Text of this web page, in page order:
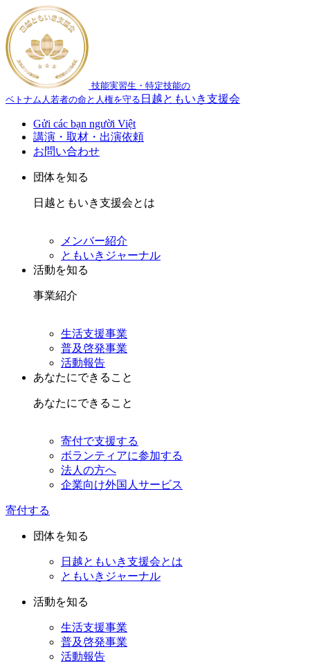
技能実習生・特定技能の
ベトナム人若者の命と人権を守る 日越ともいき支援会
Gửi các bạn người Việt
講演・取材・出演依頼
お問い合わせ
団体を知る
日越ともいき支援会とは
メンバー紹介
ともいきジャーナル
活動を知る
事業紹介
生活支援事業
普及啓発事業
活動報告
あなたにできること
あなたにできること
寄付で支援する
ボランティアに参加する
法人の方へ
企業向け外国人サービス
寄付する
団体を知る
日越ともいき支援会とは
ともいきジャーナル
活動を知る
生活支援事業
普及啓発事業
活動報告